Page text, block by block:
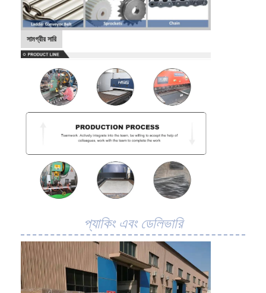
সামগ্রীর সারি
প্যাকিং এবং ডেলিভারি